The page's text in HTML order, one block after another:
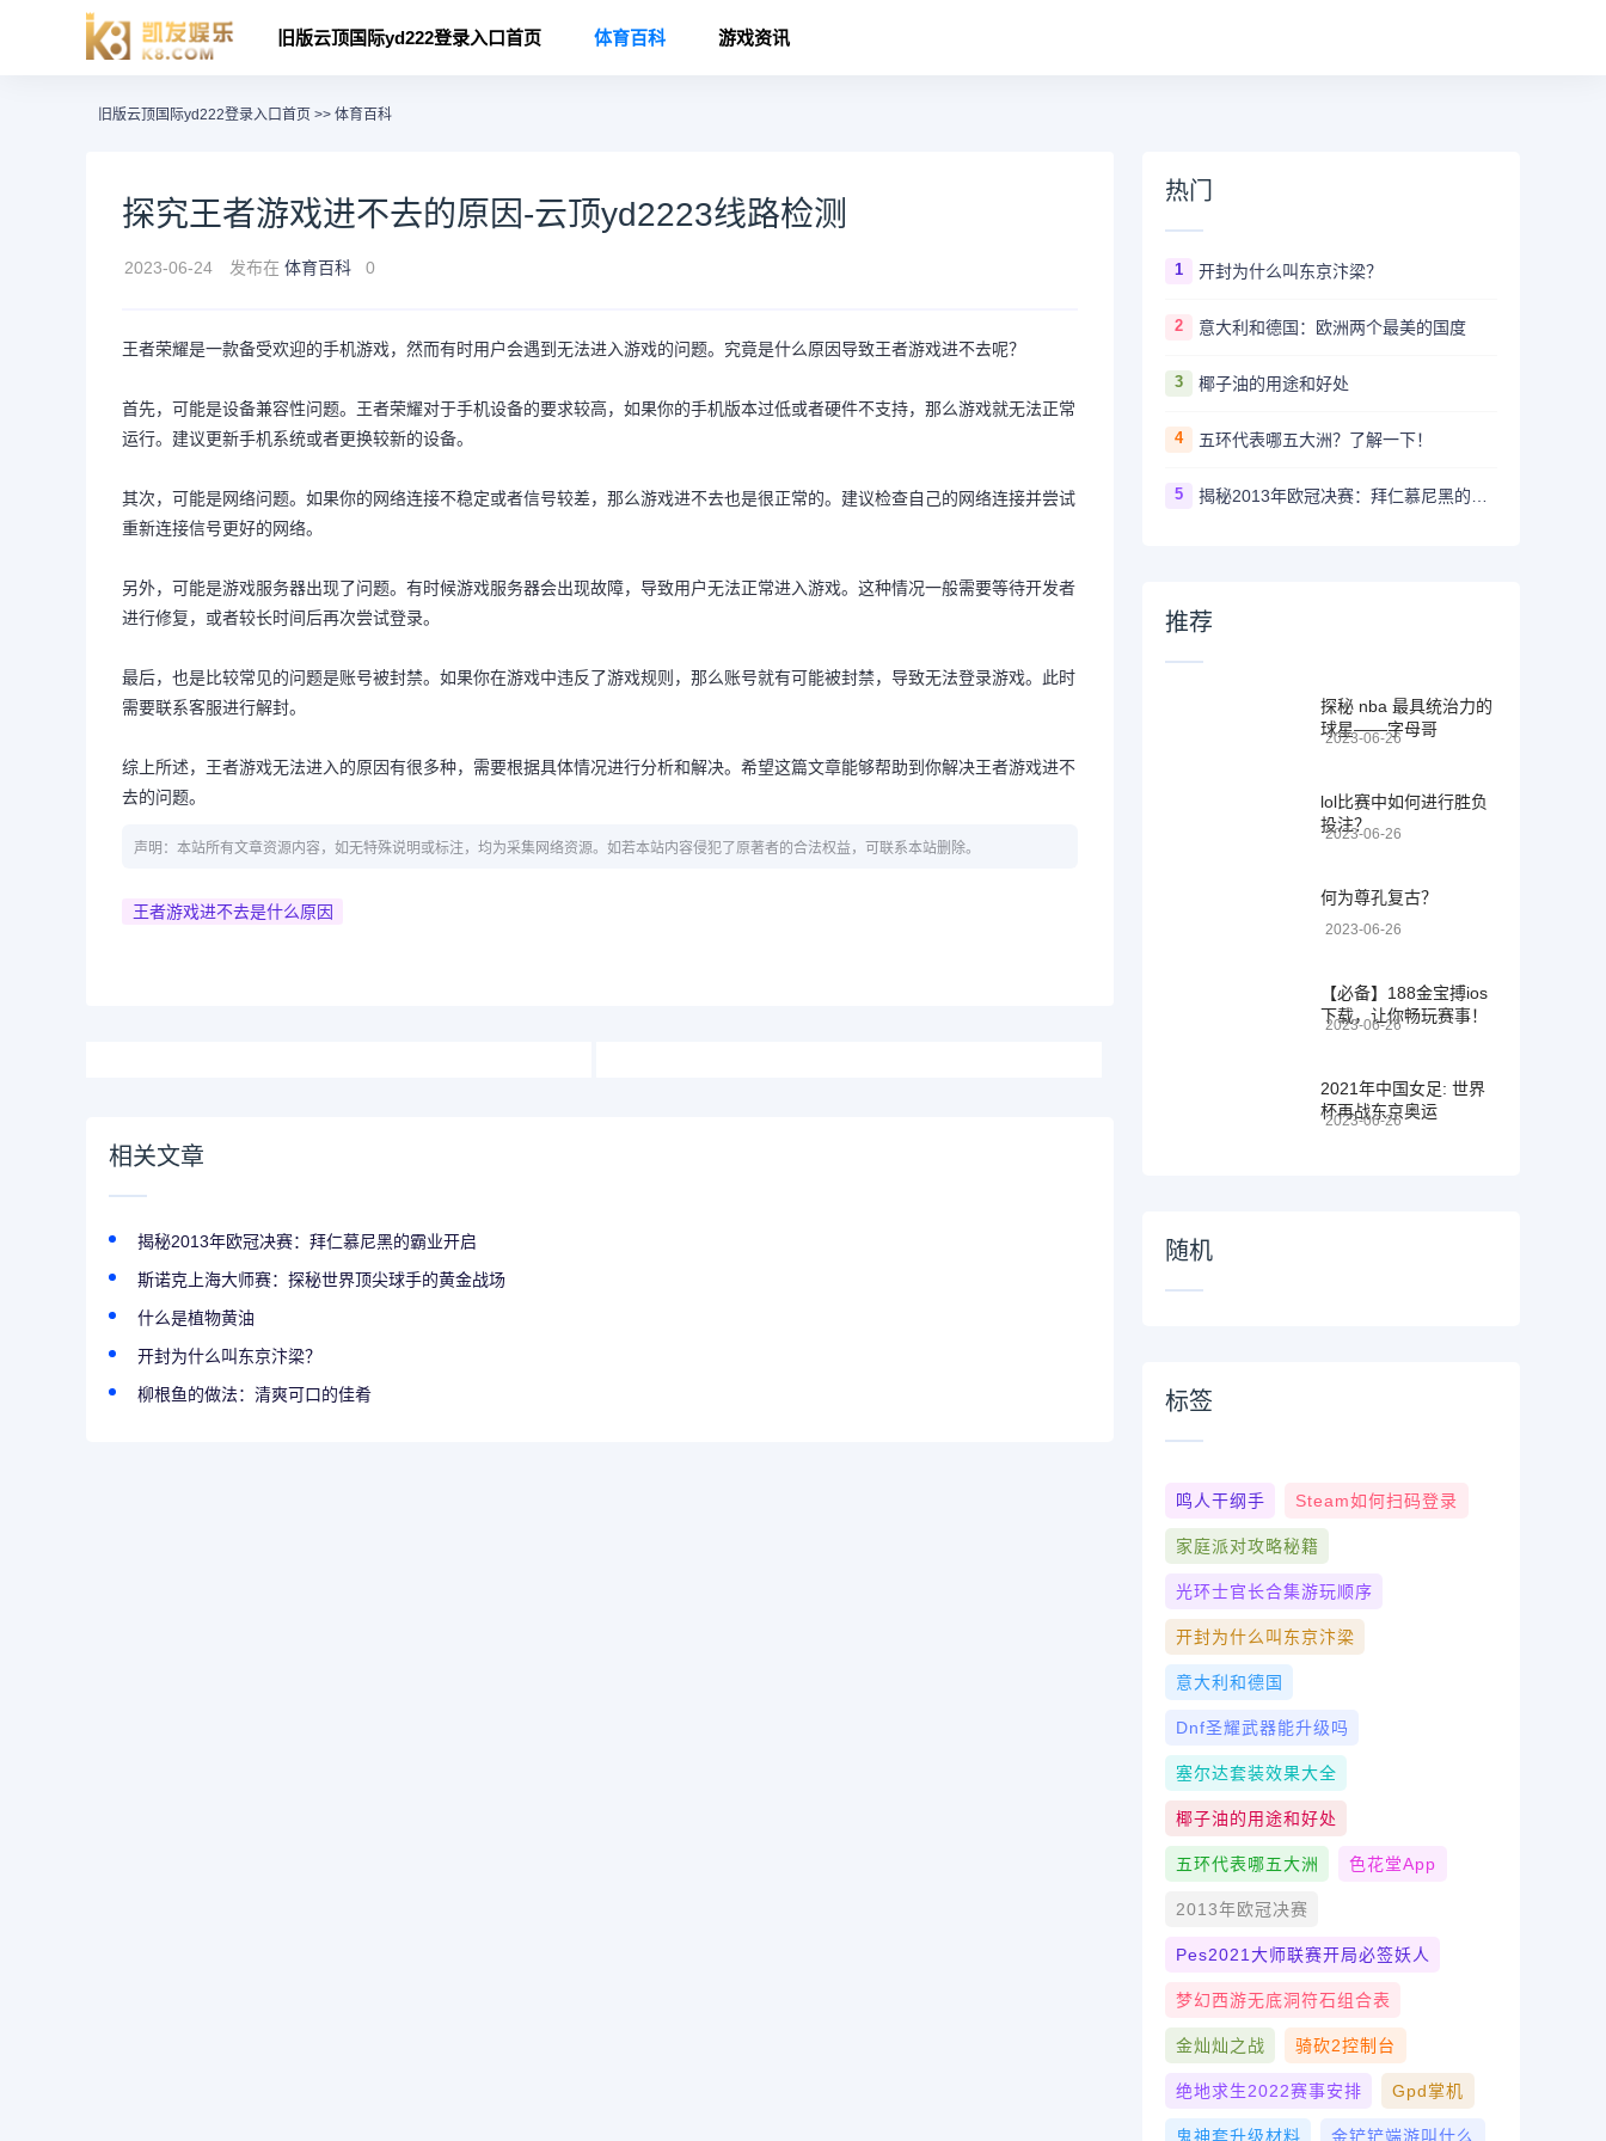
旧版云顶国际yd222登录入口首页 体育百科 游戏资讯
旧版云顶国际yd222登录入口首页 >> 体育百科
探究王者游戏进不去的原因-云顶yd2223线路检测
2023-06-24 发布在 体育百科 0
王者荣耀是一款备受欢迎的手机游戏，然而有时用户会遇到无法进入游戏的问题。究竟是什么原因导致王者游戏进不去呢？
首先，可能是设备兼容性问题。王者荣耀对于手机设备的要求较高，如果你的手机版本过低或者硬件不支持，那么游戏就无法正常
运行。建议更新手机系统或者更换较新的设备。
其次，可能是网络问题。如果你的网络连接不稳定或者信号较差，那么游戏进不去也是很正常的。建议检查自己的网络连接并尝试
重新连接信号更好的网络。
另外，可能是游戏服务器出现了问题。有时候游戏服务器会出现故障，导致用户无法正常进入游戏。这种情况一般需要等待开发者
进行修复，或者较长时间后再次尝试登录。
最后，也是比较常见的问题是账号被封禁。如果你在游戏中违反了游戏规则，那么账号就有可能被封禁，导致无法登录游戏。此时
需要联系客服进行解封。
综上所述，王者游戏无法进入的原因有很多种，需要根据具体情况进行分析和解决。希望这篇文章能够帮助到你解决王者游戏进不
去的问题。
声明：本站所有文章资源内容，如无特殊说明或标注，均为采集网络资源。如若本站内容侵犯了原著者的合法权益，可联系本站删除。
王者游戏进不去是什么原因
相关文章
揭秘2013年欧冠决赛：拜仁慕尼黑的霸业开启
斯诺克上海大师赛：探秘世界顶尖球手的黄金战场
什么是植物黄油
开封为什么叫东京汴梁？
柳根鱼的做法：清爽可口的佳肴
热门
1 开封为什么叫东京汴梁？
2 意大利和德国：欧洲两个最美的国度
3 椰子油的用途和好处
4 五环代表哪五大洲？了解一下！
5
推荐
探秘 nba 最具统治力的
球星——字母哥
2023-06-26
lol比赛中如何进行胜负
投注？
2023-06-26
何为尊孔复古？
2023-06-26
【必备】188金宝搏ios
下载，让你畅玩赛事！
2023-06-26
2021年中国女足: 世界
杯再战东京奥运
2023-06-26
随机
标签
鸣人干纲手 Steam如何扫码登录
家庭派对攻略秘籍
光环士官长合集游玩顺序
开封为什么叫东京汴梁
意大利和德国
Dnf圣耀武器能升级吗
塞尔达套装效果大全
椰子油的用途和好处
五环代表哪五大洲 色花堂app
2013年欧冠决赛
Pes2021大师联赛开局必签妖人
梦幻西游无底洞符石组合表
金灿灿之战 骑砍2控制台
绝地求生2022赛事安排 Gpd掌机
鬼神套升级材料 金铲铲端游叫什么